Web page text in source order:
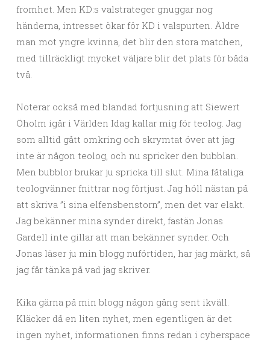
fromhet. Men KD:s valstrateger gnuggar nog
händerna, intresset ökar för KD i valspurten. Äldre
man mot yngre kvinna, det blir den stora matchen,
med tillräckligt mycket väljare blir det plats för båda
två.
Noterar också med blandad förtjusning att Siewert
Öholm igår i Världen Idag kallar mig för teolog. Jag
som alltid gått omkring och skrymtat över att jag
inte är någon teolog, och nu spricker den bubblan.
Men bubblor brukar ju spricka till slut. Mina fåtaliga
teologvänner fnittrar nog förtjust. Jag höll nästan på
att skriva ”i sina elfensbenstorn”, men det var elakt.
Jag bekänner mina synder direkt, fastän Jonas
Gardell inte gillar att man bekänner synder. Och
Jonas läser ju min blogg nuförtiden, har jag märkt, så
jag får tänka på vad jag skriver.
Kika gärna på min blogg någon gång sent ikväll.
Kläcker då en liten nyhet, men egentligen är det
ingen nyhet, informationen finns redan i cyberspace